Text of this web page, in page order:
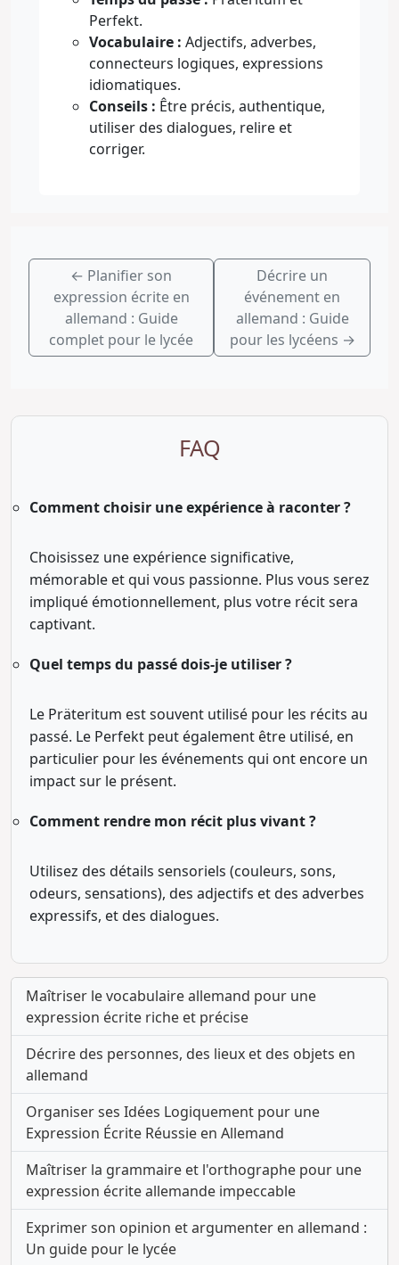
Perfekt.
Vocabulaire : Adjectifs, adverbes,
connecteurs logiques, expressions
idiomatiques.
Conseils : Être précis, authentique,
utiliser des dialogues, relire et
corriger.
← Planifier son
expression écrite en
allemand : Guide
complet pour le lycée
Décrire un
événement en
allemand : Guide
pour les lycéens →
FAQ
Comment choisir une expérience à raconter ?
Choisissez une expérience significative,
mémorable et qui vous passionne. Plus vous serez
impliqué émotionnellement, plus votre récit sera
captivant.
Quel temps du passé dois-je utiliser ?
Le Präteritum est souvent utilisé pour les récits au
passé. Le Perfekt peut également être utilisé, en
particulier pour les événements qui ont encore un
impact sur le présent.
Comment rendre mon récit plus vivant ?
Utilisez des détails sensoriels (couleurs, sons,
odeurs, sensations), des adjectifs et des adverbes
expressifs, et des dialogues.
Maîtriser le vocabulaire allemand pour une
expression écrite riche et précise
Décrire des personnes, des lieux et des objets en
allemand
Organiser ses Idées Logiquement pour une
Expression Écrite Réussie en Allemand
Maîtriser la grammaire et l'orthographe pour une
expression écrite allemande impeccable
Exprimer son opinion et argumenter en allemand :
Un guide pour le lycée